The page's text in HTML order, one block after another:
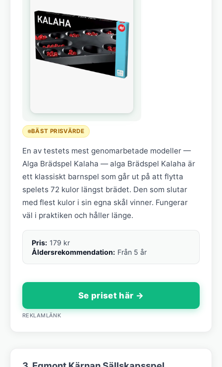
BÄST PRISVÄRDE
En av testets mest genomarbetade modeller —
Alga Brädspel Kalaha — alga Brädspel Kalaha är
ett klassiskt barnspel som går ut på att flytta
spelets 72 kulor längst brädet. Den som slutar
med flest kulor i sin egna skål vinner. Fungerar
väl i praktiken och håller länge.
Pris: 179 kr
Åldersrekommendation: Från 5 år
Se priset här →
REKLAMLÄNK